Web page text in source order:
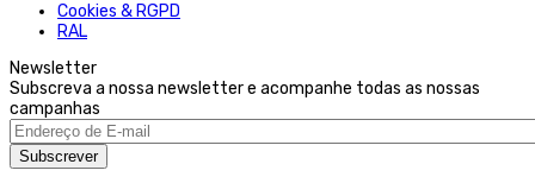
Cookies & RGPD
RAL
Newsletter
Subscreva a nossa newsletter e acompanhe todas as nossas
campanhas
Subscrever